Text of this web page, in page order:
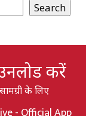
Search
करें
के लिए